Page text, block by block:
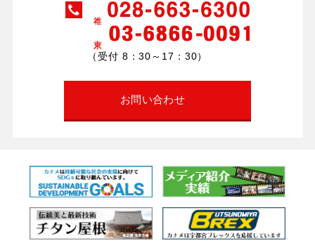
（受付 8：30～17：30）
お問い合わせ